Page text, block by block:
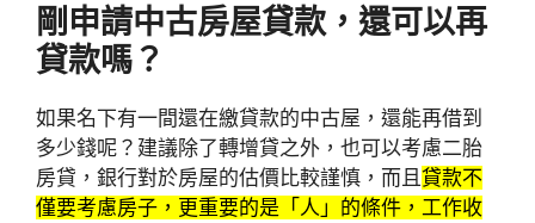
剛申請中古房屋貸款，還可以再
貸款嗎？
如果名下有一間還在繳貸款的中古屋，還能再借到
多少錢呢？建議除了轉增貸之外，也可以考慮二胎
房貸，銀行對於房屋的估價比較謹慎，而且 貸款不
僅要考慮房子，更重要的是「人」的條件，工作收